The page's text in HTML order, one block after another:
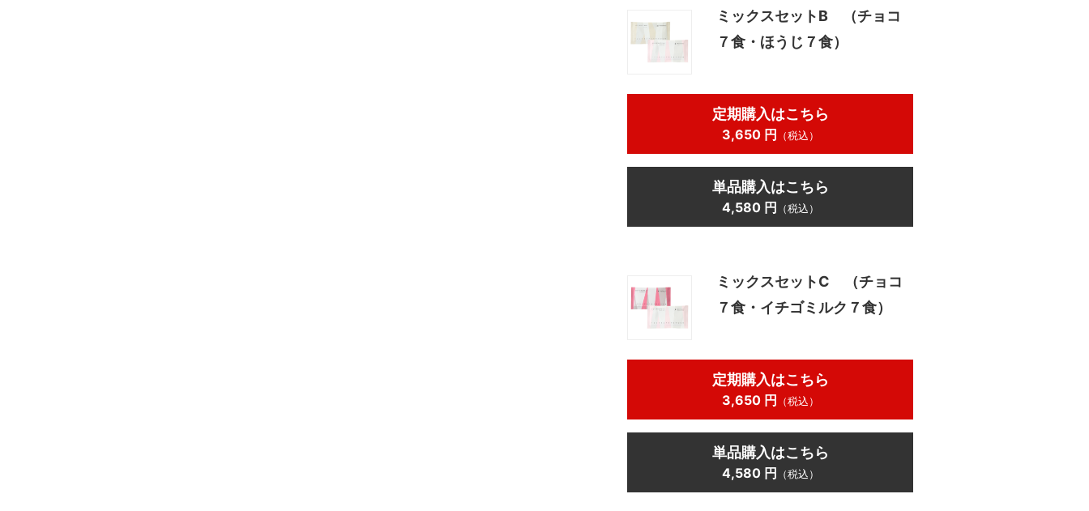
ミックスセットB （チョコ
７食・ほうじ７食）
定期購入はこちら
3,650 円 （税込）
単品購入はこちら
4,580 円 （税込）
ミックスセットC （チョコ
７食・イチゴミルク７食）
定期購入はこちら
3,650 円 （税込）
単品購入はこちら
4,580 円 （税込）